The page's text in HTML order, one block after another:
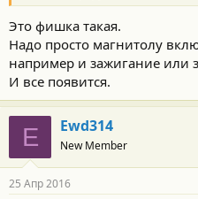
Это фишка такая.
Надо просто магнитолу
например и зажигание или
И все появится.
E Ewd314
New Member
25 Апр 2016